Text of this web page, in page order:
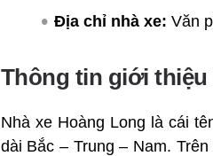
Địa chỉ nhà xe: Văn
Thông tin giới thiệu
Nhà xe Hoàng Long là cái
dài Bắc – Trung – Nam. Trên